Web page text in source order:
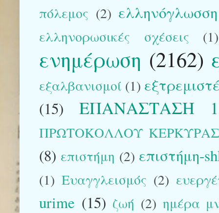
πόλεμος (2)
ελληνορωσικές σχέσεις (1)
ενημέρωση (2162)
εξαλβανισμοί (1)
(15)
ΕΠΑΝΑΣΤΑΣΗ
ΠΡΩΤΟΚΟΛΛΟΥ
(8) επιστήμη (2) επιστήμη-
(1) Ευαγγλεισμός (2)
urime (15) ζωή (2) ημέρα